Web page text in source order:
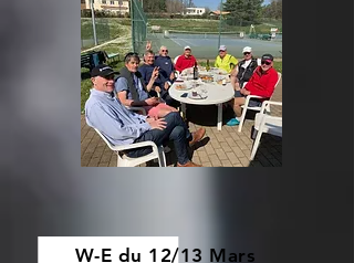
W-E du 12/13 Mars